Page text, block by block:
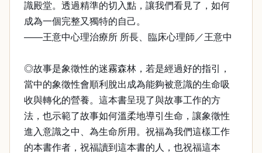
識殿堂。透過精準的切入點，讓我們看見了，如何
成為一個完整又獨特的自己。
——王意中心理治療所 所長、臨床心理師／王意中
◎故事是象徵性的迷霧森林，若是經過好的指引，
當中的象徵性會順利脫出成為能夠被意識的生命吸
收與轉化的營養。這本書呈現了與故事工作的方
法，也示範了故事如何溫柔地導引生命，讓象徵性
進入意識之中、為生命所用。祝福為我們這樣工作
的本書作者，祝福讀到這本書的人，也祝福這本